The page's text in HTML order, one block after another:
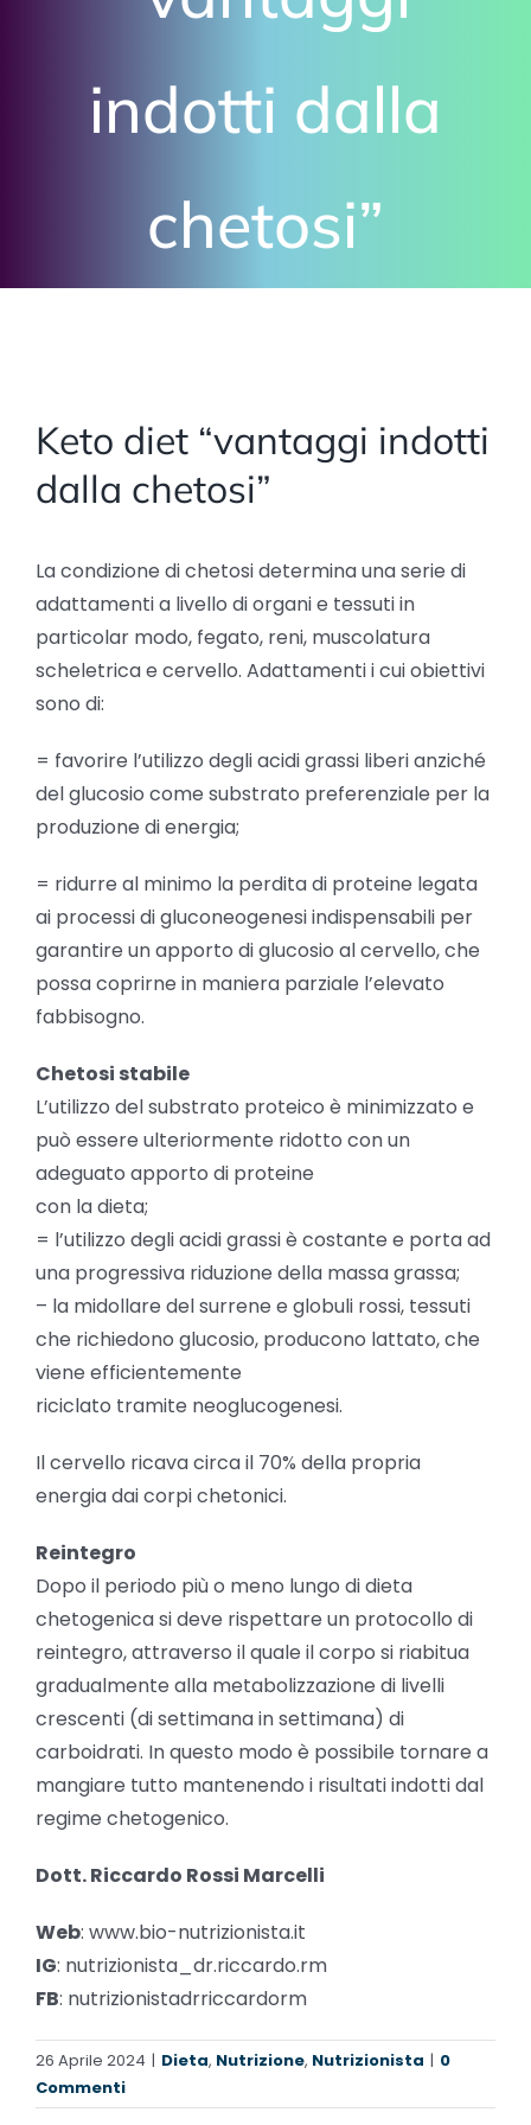
indotti dalla
chetosi”
Keto diet “vantaggi indotti
dalla chetosi”
La condizione di chetosi determina una serie di
adattamenti a livello di organi e tessuti in
particolar modo, fegato, reni, muscolatura
scheletrica e cervello. Adattamenti i cui obiettivi
sono di:
= favorire l’utilizzo degli acidi grassi liberi anziché
del glucosio come substrato preferenziale per la
produzione di energia;
= ridurre al minimo la perdita di proteine legata
ai processi di gluconeogenesi indispensabili per
garantire un apporto di glucosio al cervello, che
possa coprirne in maniera parziale l’elevato
fabbisogno.
Chetosi stabile
L’utilizzo del substrato proteico è minimizzato e
può essere ulteriormente ridotto con un
adeguato apporto di proteine
con la dieta;
= l’utilizzo degli acidi grassi è costante e porta ad
una progressiva riduzione della massa grassa;
– la midollare del surrene e globuli rossi, tessuti
che richiedono glucosio, producono lattato, che
viene efficientemente
riciclato tramite neoglucogenesi.
Il cervello ricava circa il 70% della propria
energia dai corpi chetonici.
Reintegro
Dopo il periodo più o meno lungo di dieta
chetogenica si deve rispettare un protocollo di
reintegro, attraverso il quale il corpo si riabitua
gradualmente alla metabolizzazione di livelli
crescenti (di settimana in settimana) di
carboidrati. In questo modo è possibile tornare a
mangiare tutto mantenendo i risultati indotti dal
regime chetogenico.
Dott. Riccardo Rossi Marcelli
Web: www.bio-nutrizionista.it
IG: nutrizionista_dr.riccardo.rm
FB: nutrizionistadrriccardorm
26 Aprile 2024 | Dieta, Nutrizione, Nutrizionista | 0
Commenti